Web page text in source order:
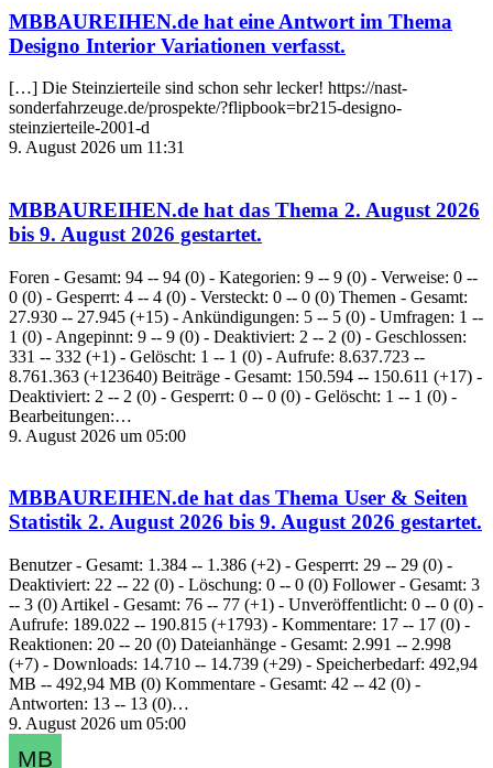
MBBAUREIHEN.de hat eine Antwort im Thema
Designo Interior Variationen verfasst.
[…] Die Steinzierteile sind schon sehr lecker! https://nast-
sonderfahrzeuge.de/prospekte/?flipbook=br215-designo-
steinzierteile-2001-d
9. August 2026 um 11:31
MBBAUREIHEN.de hat das Thema 2. August 2026
bis 9. August 2026 gestartet.
Foren - Gesamt: 94 -- 94 (0) - Kategorien: 9 -- 9 (0) - Verweise: 0 --
0 (0) - Gesperrt: 4 -- 4 (0) - Versteckt: 0 -- 0 (0) Themen - Gesamt:
27.930 -- 27.945 (+15) - Ankündigungen: 5 -- 5 (0) - Umfragen: 1 --
1 (0) - Angepinnt: 9 -- 9 (0) - Deaktiviert: 2 -- 2 (0) - Geschlossen:
331 -- 332 (+1) - Gelöscht: 1 -- 1 (0) - Aufrufe: 8.637.723 --
8.761.363 (+123640) Beiträge - Gesamt: 150.594 -- 150.611 (+17) -
Deaktiviert: 2 -- 2 (0) - Gesperrt: 0 -- 0 (0) - Gelöscht: 1 -- 1 (0) -
Bearbeitungen:…
9. August 2026 um 05:00
MBBAUREIHEN.de hat das Thema User & Seiten
Statistik 2. August 2026 bis 9. August 2026 gestartet.
Benutzer - Gesamt: 1.384 -- 1.386 (+2) - Gesperrt: 29 -- 29 (0) -
Deaktiviert: 22 -- 22 (0) - Löschung: 0 -- 0 (0) Follower - Gesamt: 3
-- 3 (0) Artikel - Gesamt: 76 -- 77 (+1) - Unveröffentlicht: 0 -- 0 (0) -
Aufrufe: 189.022 -- 190.815 (+1793) - Kommentare: 17 -- 17 (0) -
Reaktionen: 20 -- 20 (0) Dateianhänge - Gesamt: 2.991 -- 2.998
(+7) - Downloads: 14.710 -- 14.739 (+29) - Speicherbedarf: 492,94
MB -- 492,94 MB (0) Kommentare - Gesamt: 42 -- 42 (0) -
Antworten: 13 -- 13 (0)…
9. August 2026 um 05:00